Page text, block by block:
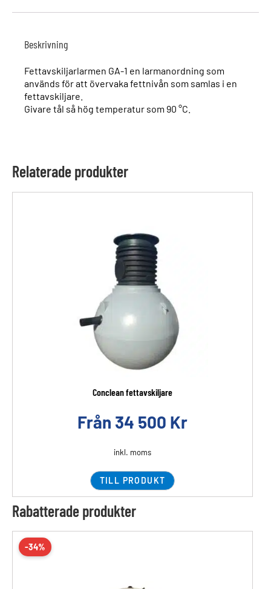
Beskrivning
Fettavskiljarlarmen GA-1 en larmanordning som
används för att övervaka fettnivån som samlas i en
fettavskiljare.
Givare tål så hög temperatur som 90 °C.
Relaterade produkter
Conclean fettavskiljare
Från 34 500 Kr
inkl. moms
TILL PRODUKT
Rabatterade produkter
-34%